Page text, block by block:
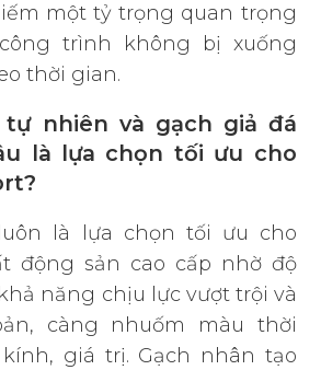
một tỷ trọng quan trọng
trình không bị xuống
thời gian.
tự nhiên và gạch giả đá
là lựa chọn tối ưu cho
là lựa chọn tối ưu cho
động sản cao cấp nhờ độ
năng chịu lực vượt trội và
càng nhuốm màu thời
giá trị. Gạch nhân tạo